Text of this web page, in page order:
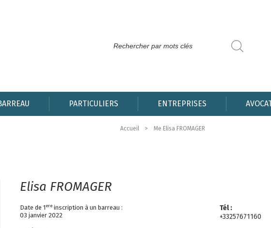
PARTICULIERS ENTREPRISES
Accueil Me Elisa FROMAGER
Elisa FROMAGER
Date de 1ere inscription à un barreau :
03 janvier 2022
Tél :
+33257671160